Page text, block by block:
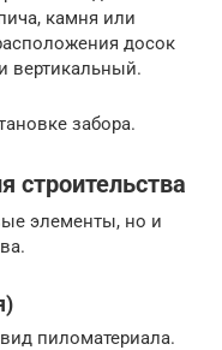
камня или
досок
вертикальный.
забора.
строительства
элементы, но и
пиломатериала.